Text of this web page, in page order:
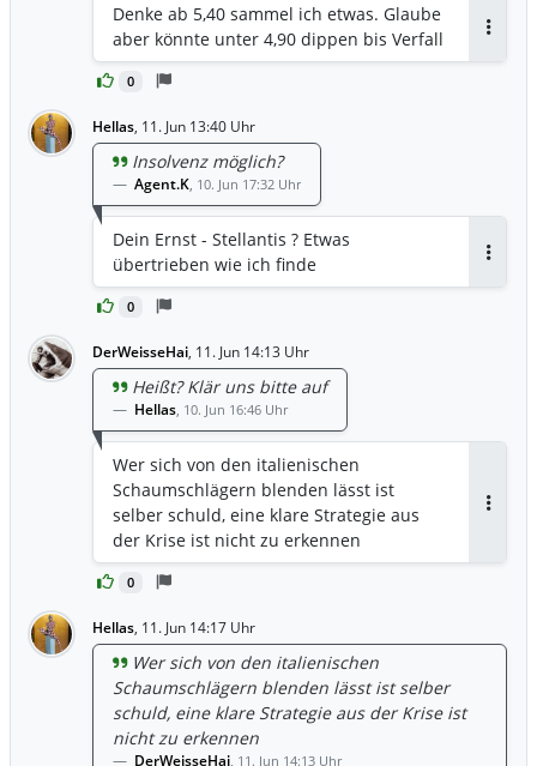
0
Denke ab 5,40 sammel ich etwas. Glaube
aber könnte unter 4,90 dippen bis Verfall
Hellas, 11. Jun 13:40 Uhr
0
Insolvenz möglich?
Agent.K, 10. Jun 17:32 Uhr
Dein Ernst - Stellantis ? Etwas
übertrieben wie ich finde
DerWeisseHai, 11. Jun 14:13 Uhr
0
Heißt? Klär uns bitte auf
Hellas, 10. Jun 16:46 Uhr
Wer sich von den italienischen
Schaumschlägern blenden lässt ist
selber schuld, eine klare Strategie aus
der Krise ist nicht zu erkennen
Hellas, 11. Jun 14:17 Uhr
Wer sich von den italienischen
Schaumschlägern blenden lässt ist selber
schuld, eine klare Strategie aus der Krise ist
nicht zu erkennen
DerWeisseHai, 11. Jun 14:13 Uhr